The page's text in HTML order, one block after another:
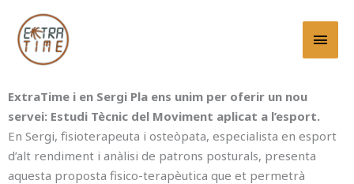
contingut
ExtraTime i en Sergi Pla ens unim per oferir un nou
servei: Estudi Tècnic del Moviment aplicat a l’esport.
En Sergi, fisioterapeuta i osteòpata, especialista en esport
d’alt rendiment i anàlisi de patrons posturals, presenta
aquesta proposta fisico-terapèutica que et permetrà